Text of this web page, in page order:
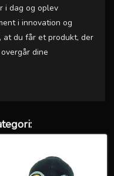
i dag og oplev
i innovation og
du får et produkt, der
dine